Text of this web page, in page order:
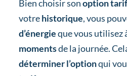
Bien choisir sonoption
votrehistorique, vous
d’énergieque vous utilisez
momentsde la journée.
déterminer l’optionqui